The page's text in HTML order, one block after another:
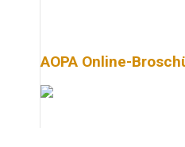
AOPA Online-